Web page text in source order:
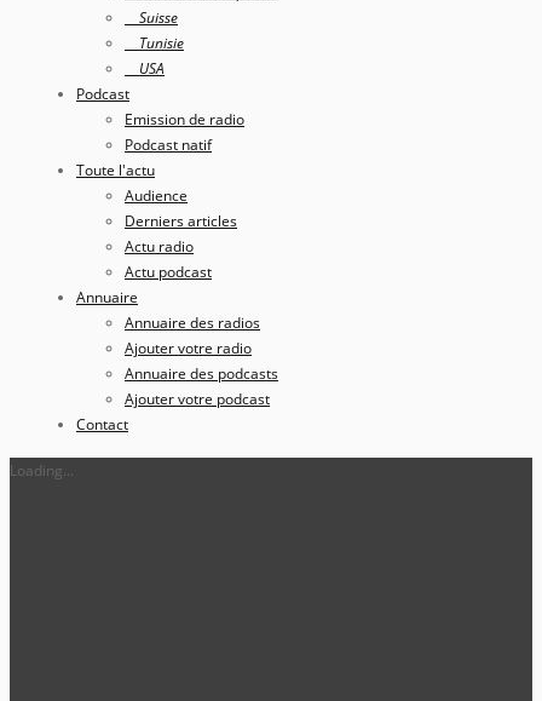
Suisse
Tunisie
USA
Podcast
Emission de radio
Podcast natif
Toute l'actu
Audience
Derniers articles
Actu radio
Actu podcast
Annuaire
Annuaire des radios
Ajouter votre radio
Annuaire des podcasts
Ajouter votre podcast
Contact
Loading...